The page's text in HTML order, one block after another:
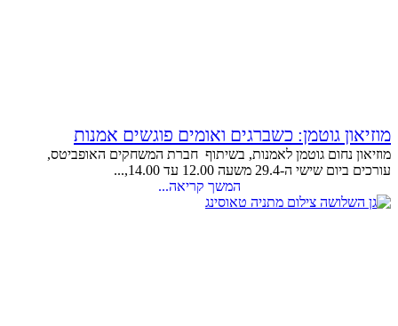
מוזיאון גוטמן: כשברגים ואומים פוגשים אמנות
מוזיאון נחום גוטמן לאמנות, בשיתוף חברת המשחקים האופביטס,
עורכים ביום שישי ה-29.4 משעה 12.00 עד 14.00,...
המשך קריאה...